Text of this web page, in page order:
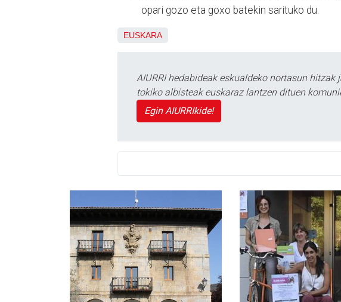
opari gozo eta goxo batekin sarituko du.
EUSKARA
AIURRI hedabideak eskualdeko nortasun
tokiko albisteak euskaraz lantzen dituen
Egin AIURRIkide!